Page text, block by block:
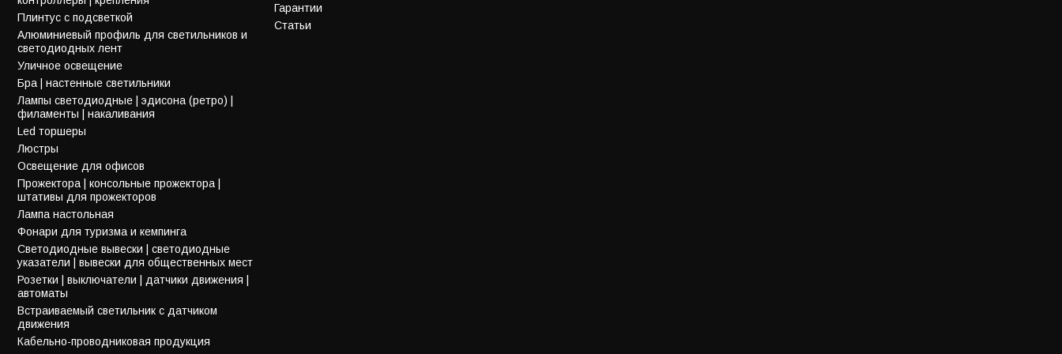
Плинтус с подсветкой
Алюминиевый профиль для светильников и
светодиодных лент
Уличное освещение
Бра | настенные светильники
Лампы светодиодные | эдисона (ретро) |
филаменты | накаливания
Led торшеры
Люстры
Освещение для офисов
Прожектора | консольные прожектора |
штативы для прожекторов
Лампа настольная
Фонари для туризма и кемпинга
Светодиодные вывески | светодиодные
указатели | вывески для общественных мест
Розетки | выключатели | датчики движения |
автоматы
Встраиваемый светильник с датчиком
движения
Кабельно-проводниковая продукция
Гарантии
Статьи